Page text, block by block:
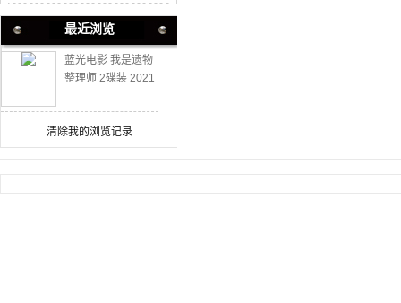
最近浏览
蓝光电影 我是遗物
整理师 2碟装 2021
5
清除我的浏览记录